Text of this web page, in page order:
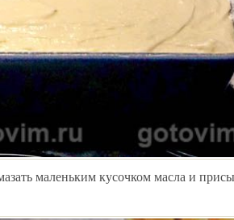
маленьким кусочком масла и